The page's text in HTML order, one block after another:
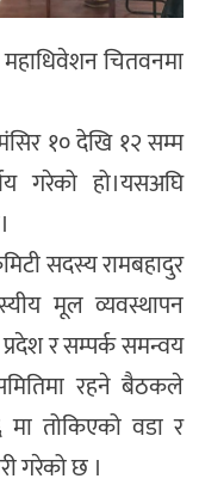
महाधिवेशन चितवनमा
१० देखि १२ सम्म
गरेको हो।यसअघि
सदस्य रामबहादुर
मूल व्यवस्थापन
र सम्पर्क समन्वय
रहने बैठकले
तोकिएको वडा र
गरेको छ ।